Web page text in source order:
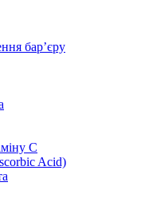
бар’єру
С
Acid)